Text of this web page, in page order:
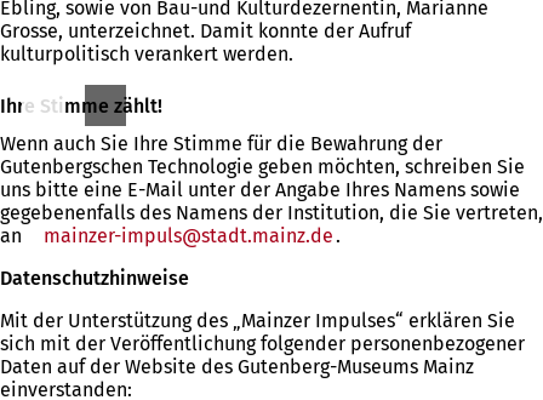
Ebling, sowie von Bau-und Kulturdezernentin, Marianne
Grosse, unterzeichnet. Damit konnte der Aufruf
kulturpolitisch verankert werden.
Ihre Stimme zählt!
Wenn auch Sie Ihre Stimme für die Bewahrung der
Gutenbergschen Technologie geben möchten, schreiben Sie
uns bitte eine E-Mail unter der Angabe Ihres Namens sowie
gegebenenfalls des Namens der Institution, die Sie vertreten,
an
mainzer-impuls stadt.mainz de.
Datenschutzhinweise
Mit der Unterstützung des „Mainzer Impulses“ erklären Sie
sich mit der Veröffentlichung folgender personenbezogener
Daten auf der Website des Gutenberg-Museums Mainz
einverstanden: